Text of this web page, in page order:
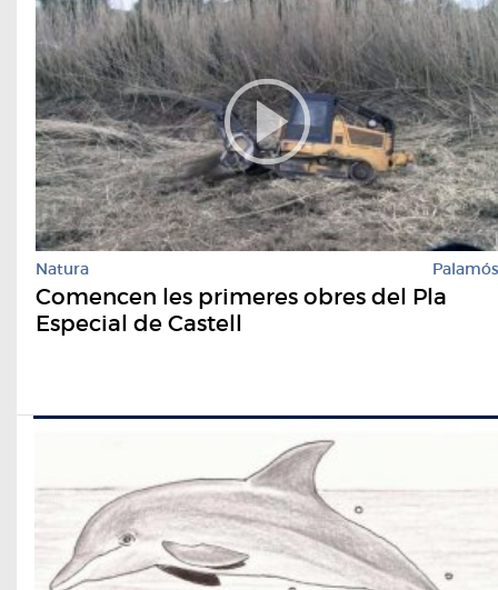
Natura Palamós
Comencen les primeres obres del Pla
Especial de Castell